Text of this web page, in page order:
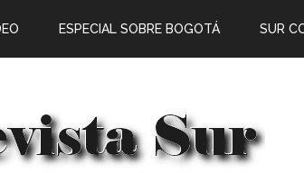
ESPECIAL SOBRE BOGOTÁ SUR